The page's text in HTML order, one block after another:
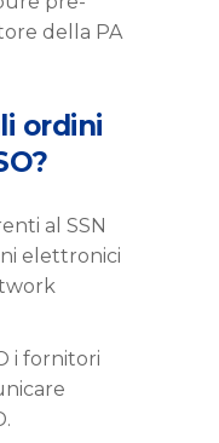
della PA
ordini
al SSN
elettronici
i fornitori